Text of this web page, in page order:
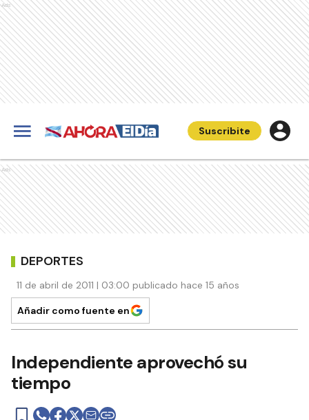
Ads
Suscribite
Ads
DEPORTES
11 de abril de 2011 | 03:00 publicado hace 15 años
Añadir como fuente en
Independiente aprovechó su
tiempo